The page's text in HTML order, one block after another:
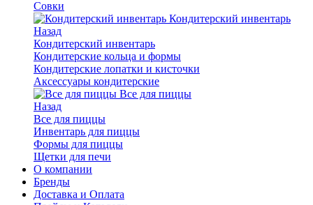
Совки
Кондитерский инвентарь
Назад
Кондитерский инвентарь
Кондитерские кольца и формы
Кондитерские лопатки и кисточки
Аксессуары кондитерские
Все для пиццы
Назад
Все для пиццы
Инвентарь для пиццы
Формы для пиццы
Щетки для печи
О компании
Бренды
Доставка и Оплата